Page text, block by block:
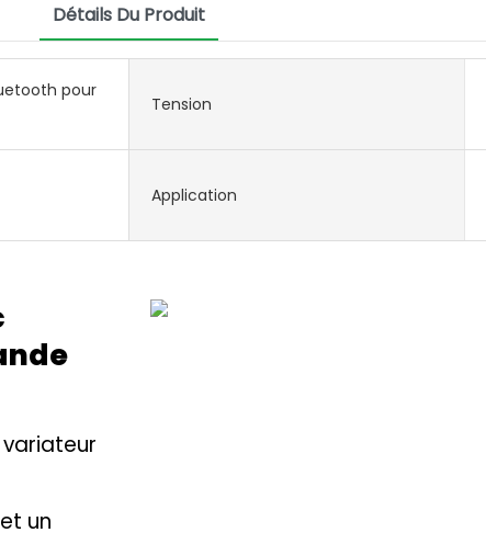
Détails Du Produit
pour
Tension
Application
variateur
un